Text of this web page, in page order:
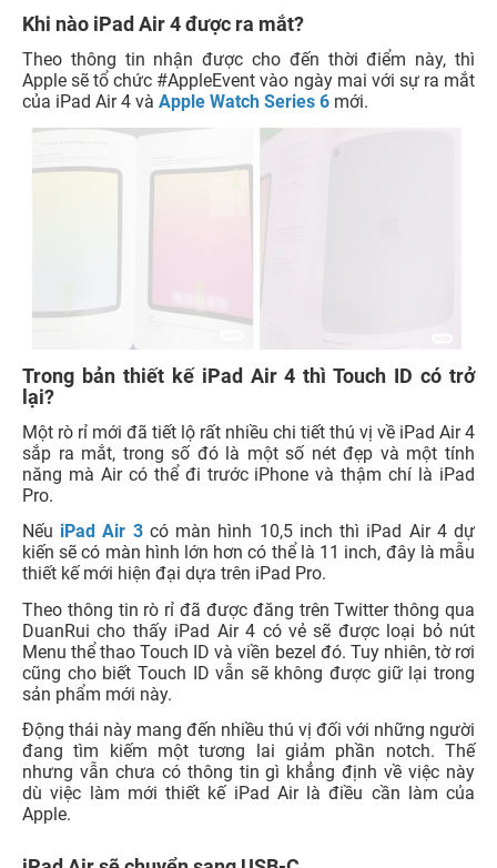
Khi nào iPad Air 4 được ra mắt?
Theo thông tin nhận được cho đến thời điểm này, thì
Apple sẽ tổ chức #AppleEvent vào ngày mai với sự ra mắt
của iPad Air 4 và Apple Watch Series 6 mới.
Trong bản thiết kế iPad Air 4 thì Touch ID có trở
lại?
Một rò rỉ mới đã tiết lộ rất nhiều chi tiết thú vị về iPad Air 4
sắp ra mắt, trong số đó là một số nét đẹp và một tính
năng mà Air có thể đi trước iPhone và thậm chí là iPad
Pro.
Nếu iPad Air 3có màn hình 10,5 inch thì iPad Air 4 dự
kiến sẽ có màn hình lớn hơn có thể là 11 inch, đây là mẫu
thiết kế mới hiện đại dựa trên iPad Pro.
Theo thông tin rò rỉ đã được đăng trên Twitter thông qua
DuanRui cho thấy iPad Air 4 có vẻ sẽ được loại bỏ nút
Menu thể thao Touch ID và viền bezel đó. Tuy nhiên, tờ rơi
cũng cho biết Touch ID vẫn sẽ không được giữ lại trong
sản phẩm mới này.
Động thái này mang đến nhiều thú vị đối với những người
đang tìm kiếm một tương lai giảm phần notch. Thế
nhưng vẫn chưa có thông tin gì khẳng định về việc này
dù việc làm mới thiết kế iPad Air là điều cần làm của
Apple.